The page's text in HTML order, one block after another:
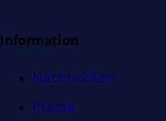
Information
Nachrichten
Presse